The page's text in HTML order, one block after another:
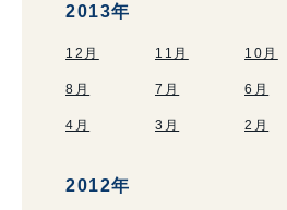
2013年
12月 11月 10月
8月 7月 6月
4月 3月 2月
2012年